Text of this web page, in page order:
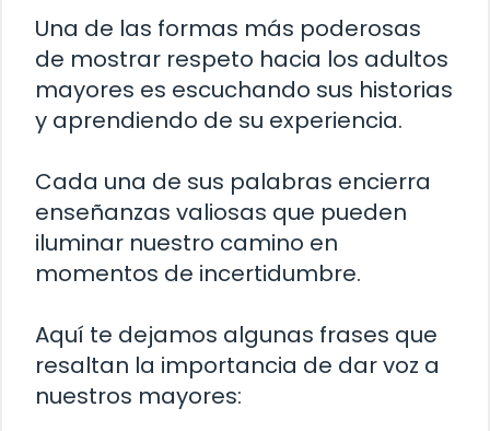
Una de las formas más poderosas
de mostrar respeto hacia los adultos
mayores es escuchando sus historias
y aprendiendo de su experiencia.
Cada una de sus palabras encierra
enseñanzas valiosas que pueden
iluminar nuestro camino en
momentos de incertidumbre.
Aquí te dejamos algunas frases que
resaltan la importancia de dar voz a
nuestros mayores: